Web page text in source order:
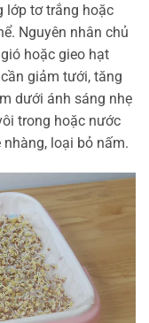
lớp tơ trắng hoặc
Nguyên nhân chủ
hoặc gieo hạt
giảm tưới, tăng
dưới ánh sáng nhẹ
trong hoặc nước
loại bỏ nấm.